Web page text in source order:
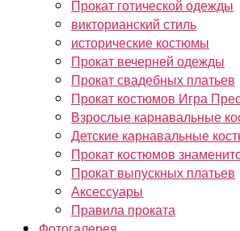
Прокат готической одежды
викторианский стиль
исторические костюмы
Прокат вечерней одежды
Прокат свадебных платьев
Прокат костюмов Игра
Взрослые карнавальные
Детские карнавальные
Прокат костюмов
Прокат выпускных платьев
Аксессуары
Правила проката